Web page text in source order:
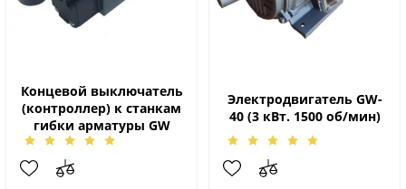
Концевой выключатель
(контроллер) к станкам
гибки арматуры GW
Электродвигатель GW-
40 (3 кВт. 1500 об/мин)